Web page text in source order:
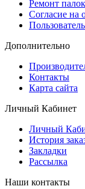
Ремонт палок
Согласие на
Дополнительно
Контакты
Карта сайта
Личный Кабинет
Личный
История
Закладки
Рассылка
Наши контакты